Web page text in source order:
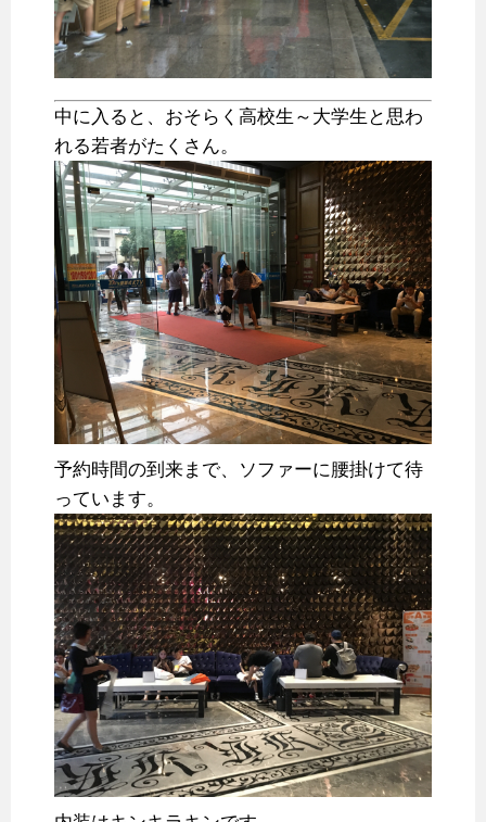
中に入ると、おそらく高校生～大学生と思わ
れる若者がたくさん。
予約時間の到来まで、ソファーに腰掛けて待
っています。